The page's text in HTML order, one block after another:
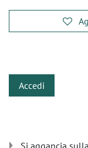
Accedi
Si aggancia